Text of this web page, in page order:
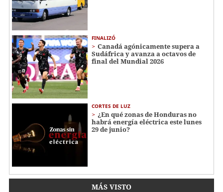
FINALIZÓ
Canadá agónicamente supera a
Sudáfrica y avanza a octavos de
final del Mundial 2026
CORTES DE LUZ
¿En qué zonas de Honduras no
habrá energía eléctrica este lunes
29 de junio?
MÁS VISTO